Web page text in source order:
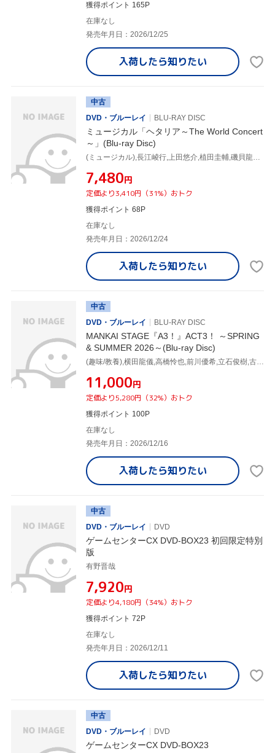
獲得ポイント 165P
在庫なし
発売年月日：2026/12/25
入荷したら知りたい
中古
DVD・ブルーレイ
BLU-RAY DISC
ミュージカル「ヘタリア～The World Concert
～」(Blu-ray Disc)
(ミュージカル),長江崚行,上田悠介,植田圭輔,磯貝龍乎,日丸屋秀和,tak,宮里豊
¥7,480円
定価より3,410円（31%）おトク
獲得ポイント 68P
在庫なし
発売年月日：2026/12/24
入荷したら知りたい
中古
DVD・ブルーレイ
BLU-RAY DISC
MANKAI STAGE『A3！』ACT3！ ～SPRING
& SUMMER 2026～(Blu-ray Disc)
(趣味/教養),横田龍儀,高橋怜也,前川優希,立石俊樹,古谷大和,染谷俊之,菊池修司
¥11,000円
定価より5,280円（32%）おトク
獲得ポイント 100P
在庫なし
発売年月日：2026/12/16
入荷したら知りたい
中古
DVD・ブルーレイ
DVD
ゲームセンターCX DVD-BOX23 初回限定特別
版
有野晋哉
¥7,920円
定価より4,180円（34%）おトク
獲得ポイント 72P
在庫なし
発売年月日：2026/12/11
入荷したら知りたい
中古
DVD・ブルーレイ
DVD
ゲームセンターCX DVD-BOX23